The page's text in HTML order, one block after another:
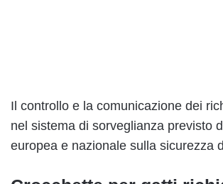
Il controllo e la comunicazione dei
nel sistema di sorveglianza previsto
europea e nazionale sulla sicurezza